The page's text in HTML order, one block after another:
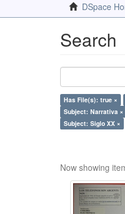
DSpace
Search
Has File(s): true ×
Subject: Narrativa ×
Subject: Siglo XX ×
Now showing